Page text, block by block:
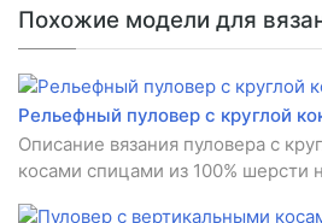
Похожие модели для
Рельефный пуловер с круглой
Описание вязания пуловера с
косами спицами из 100% шерсти